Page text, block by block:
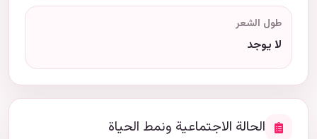
طول الشعر
لا يوجد
الحالة الاجتماعية ونمط الحياة